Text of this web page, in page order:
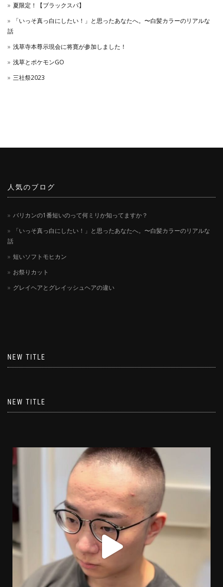
夏限定！【ブラックスパ】
「いっそ真っ白にしたい！」と思ったあなたへ。〜白髪カラーのリアルな
話
浅草寺本尊示現会に将寛が参加しました！
浅草とポケモンGO
三社祭2023
人気のブログ
バリカンの1番短いのって何ミリか知ってますか？
「いっそ真っ白にしたい！」と思ったあなたへ。〜白髪カラーのリアルな
話
短いソフトモヒカン
お祭りカット
グレイヘアとグレイッシュヘアの違い
NEW TITLE
NEW TITLE